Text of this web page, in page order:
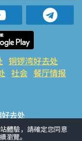
铜锣湾好去处
社会 餐厅情报
去处
旺角好去处 社会
體驗，請確定您同意
瀏覽。